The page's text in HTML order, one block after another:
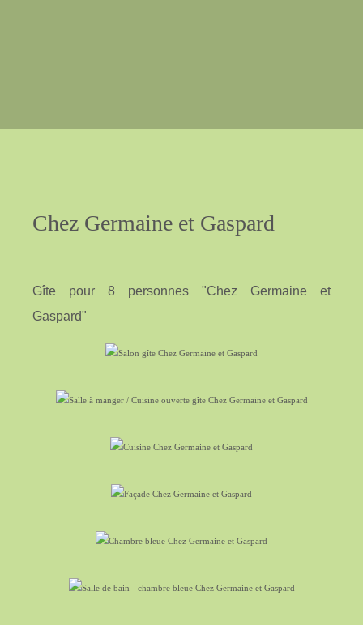
Chez Germaine et Gaspard
Gîte pour 8 personnes "Chez Germaine et
Gaspard"